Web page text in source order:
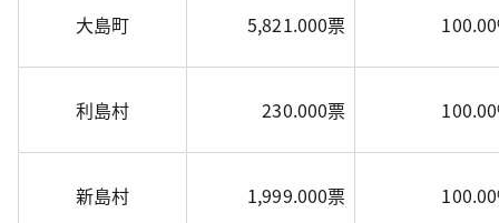
大島町 5,821.000票
利島村 230.000票
新島村 1,999.000票